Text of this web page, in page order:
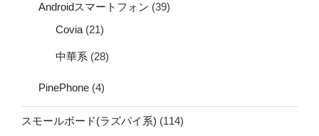
Androidスマートフォン (39)
Covia (21)
中華系 (28)
PinePhone (4)
スモールボード(ラズパイ系) (114)